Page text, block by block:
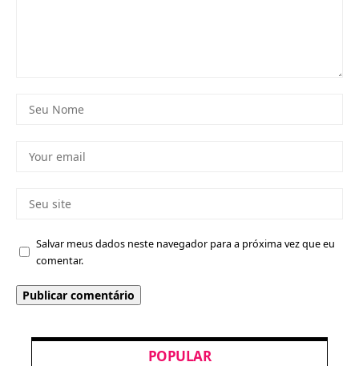
Salvar meus dados neste navegador para a próxima vez que eu
comentar.
POPULAR